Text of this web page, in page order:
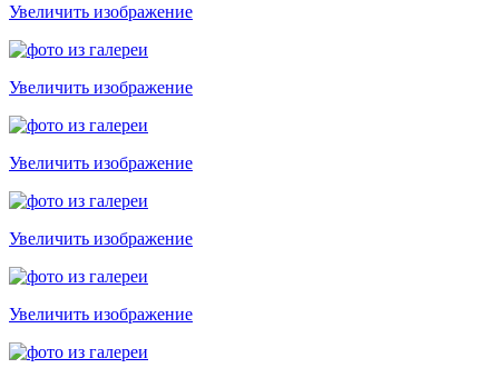
Увеличить изображение
Увеличить изображение
Увеличить изображение
Увеличить изображение
Увеличить изображение